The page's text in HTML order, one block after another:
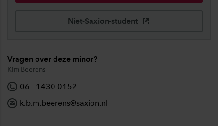
Niet-Saxion-student
Vragen over deze minor?
Kim Beerens
06 - 1430 0152
k.b.m.beerens@saxion.nl